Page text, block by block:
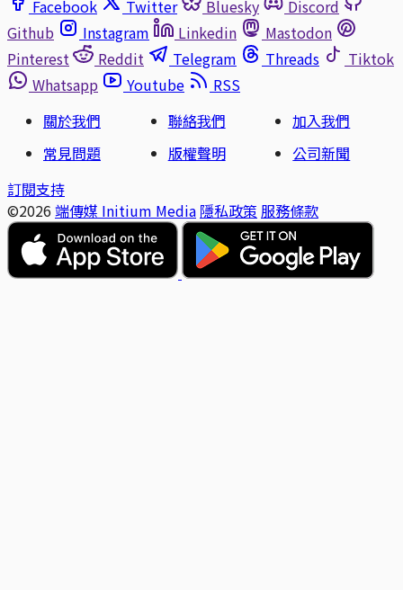
Facebook
Twitter Bluesky
Discord
Github
Instagram Linkedin
Mastodon
Pinterest
Reddit Telegram Threads
Tiktok
Whatsapp
Youtube
RSS
關於我們
聯絡我們
加入我們
常見問題
版權聲明
公司新聞
訂閱支持
©2026 端傳媒 Initium Media 隱私政策 服務條款